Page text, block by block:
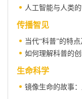
人工智能与人类
传播智见
当代“科普”的特
如何理解科普的
生命科学
镜像生命的故事